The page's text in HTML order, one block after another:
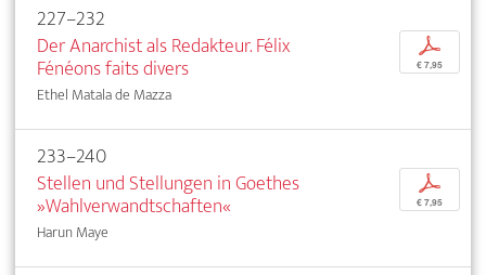
227–232
Der Anarchist als Redakteur. Félix
Fénéons faits divers
Ethel Matala de Mazza
p
€ 7,95
233–240
Stellen und Stellungen in Goethes
»Wahlverwandtschaften«
Harun Maye
p
€ 7,95